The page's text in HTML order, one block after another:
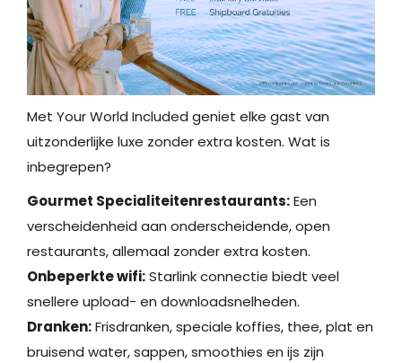
Met Your World Included geniet elke gast van
uitzonderlijke luxe zonder extra kosten. Wat is
inbegrepen?
Gourmet Specialiteitenrestaurants:Een
verscheidenheid aan onderscheidende, open
restaurants, allemaal zonder extra kosten.
Onbeperkte wifi:Starlink connectie biedt veel
snellere upload- en downloadsnelheden.
Dranken:Frisdranken, speciale koffies, thee, plat en
bruisend water, sappen, smoothies en ijs zijn